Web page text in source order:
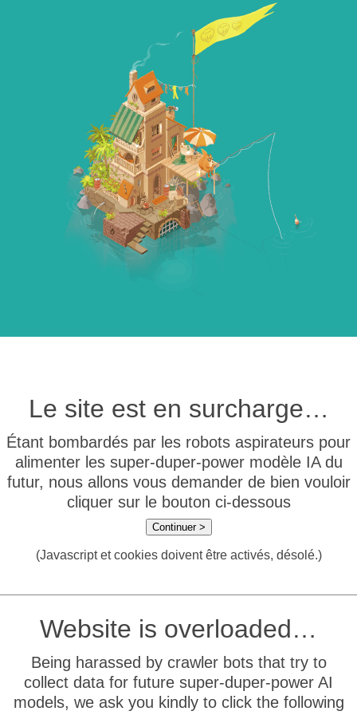
Le site est en surcharge…
Étant bombardés par les robots aspirateurs pour
alimenter les super-duper-power modèle IA du
futur, nous allons vous demander de bien vouloir
cliquer sur le bouton ci-dessous
Continuer >
(Javascript et cookies doivent être activés, désolé.)
Website is overloaded…
Being harassed by crawler bots that try to
collect data for future super-duper-power AI
models, we ask you kindly to click the following